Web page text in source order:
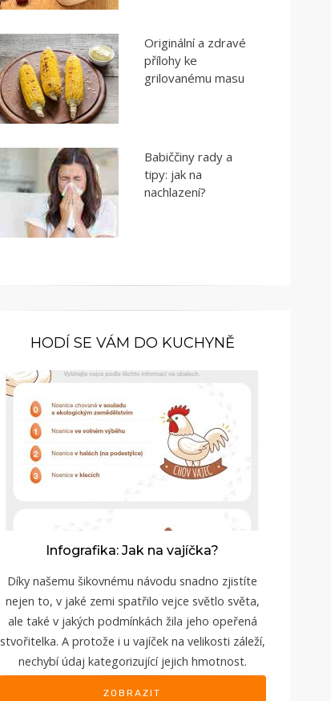
Originální a zdravé
přílohy ke
grilovanému masu
Babiččiny rady a
tipy: jak na
nachlazení?
HODÍ SE VÁM DO KUCHYNĚ
Infografika: Jak na vajíčka?
Díky našemu šikovnému návodu snadno zjistíte
nejen to, v jaké zemi spatřilo vejce světlo světa,
ale také v jakých podmínkách žila jeho opeřená
stvořitelka. A protože i u vajíček na velikosti záleží,
nechybí údaj kategorizující jejich hmotnost.
ZOBRAZIT